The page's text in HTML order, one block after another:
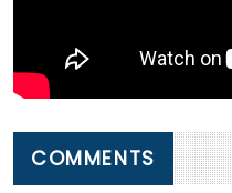
COMMENTS